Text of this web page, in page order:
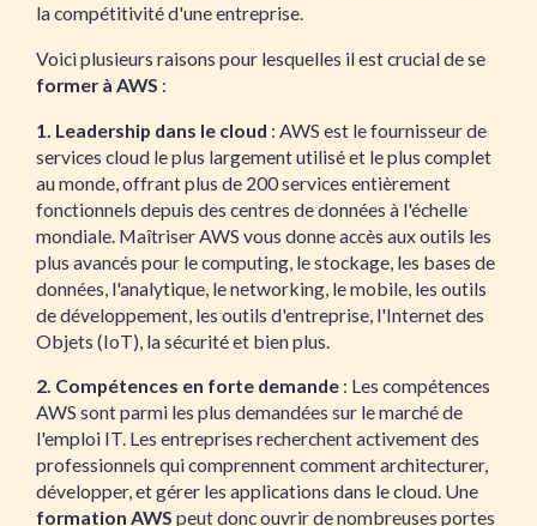
la compétitivité d'une entreprise.
Voici plusieurs raisons pour lesquelles il est crucial de se
former à AWS :
1. Leadership dans le cloud : AWS est le fournisseur de
services cloud le plus largement utilisé et le plus complet
au monde, offrant plus de 200 services entièrement
fonctionnels depuis des centres de données à l'échelle
mondiale. Maîtriser AWS vous donne accès aux outils les
plus avancés pour le computing, le stockage, les bases de
données, l'analytique, le networking, le mobile, les outils
de développement, les outils d'entreprise, l'Internet des
Objets (IoT), la sécurité et bien plus.
2. Compétences en forte demande : Les compétences
AWS sont parmi les plus demandées sur le marché de
l'emploi IT. Les entreprises recherchent activement des
professionnels qui comprennent comment architecturer,
développer, et gérer les applications dans le cloud. Une
formation AWS peut donc ouvrir de nombreuses portes